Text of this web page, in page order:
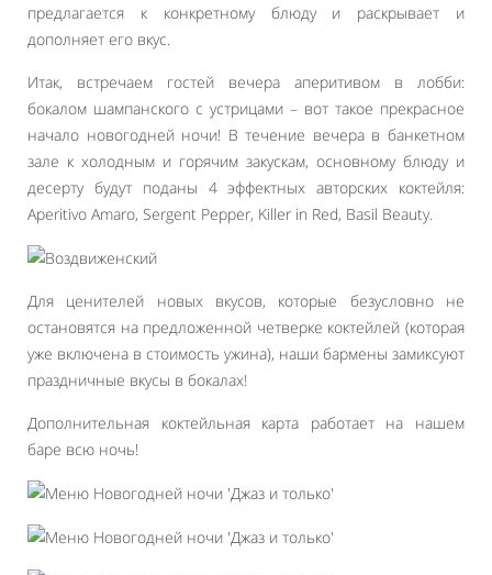
предлагается к конкретному блюду и раскрывает и
дополняет его вкус.
Итак, встречаем гостей вечера аперитивом в лобби:
бокалом шампанского с устрицами – вот такое прекрасное
начало новогодней ночи! В течение вечера в банкетном
зале к холодным и горячим закускам, основному блюду и
десерту будут поданы 4 эффектных авторских коктейля:
Aperitivo Amaro, Sergent Pepper, Killer in Red, Basil Beаuty.
Для ценителей новых вкусов, которые безусловно не
остановятся на предложенной четверке коктейлей (которая
уже включена в стоимость ужина), наши бармены замиксуют
праздничные вкусы в бокалах!
Дополнительная коктейльная карта работает на нашем
баре всю ночь!